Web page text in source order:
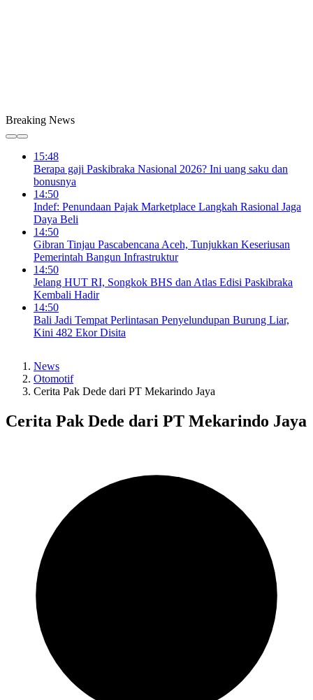
Breaking News
15:48
Berapa gaji Paskibraka Nasional 2026? Ini uang saku dan
bonusnya
14:50
Indef: Penundaan Pajak Marketplace Langkah Rasional Jaga
Daya Beli
14:50
Gibran Tinjau Pascabencana Aceh, Tunjukkan Keseriusan
Pemerintah Bangun Infrastruktur
14:50
Jelang HUT RI, Songkok BHS dan Atlas Edisi Paskibraka
Kembali Hadir
14:50
Bali Jadi Tempat Perlintasan Penyelundupan Burung Liar,
Kini 482 Ekor Disita
News
Otomotif
Cerita Pak Dede dari PT Mekarindo Jaya
Cerita Pak Dede dari PT Mekarindo Jaya